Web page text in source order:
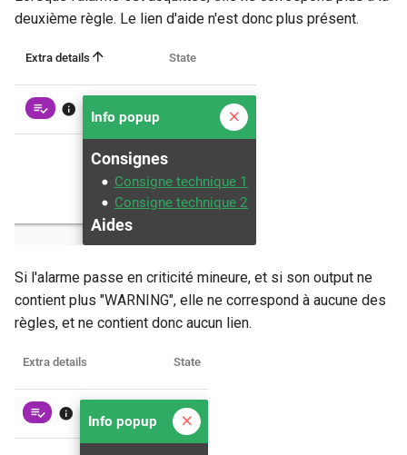
deuxième règle. Le lien d'aide n'est donc plus présent.
Si l'alarme passe en criticité mineure, et si son output ne
contient plus "WARNING", elle ne correspond à aucune des
règles, et ne contient donc aucun lien.